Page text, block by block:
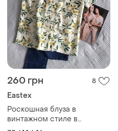
260 грн 8
Eastex
Роскошная блуза в
винтажном стиле в
красивый принт с